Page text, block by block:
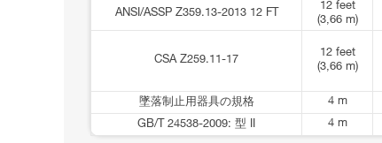
ANSI/ASSP Z359.13-2013 12 FT
12 feet
(3,66 m)
CSA Z259.11-17
12 feet
(3,66 m)
墜落制止用器具の規格 4 m
GB/T 24538-2009: 型 II
4 m